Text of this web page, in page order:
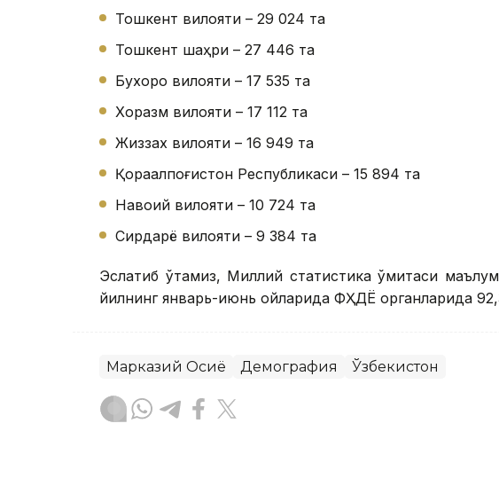
Тошкент вилояти – 29 024 та
Тошкент шаҳри – 27 446 та
Бухоро вилояти – 17 535 та
Хоразм вилояти – 17 112 та
Жиззах вилояти – 16 949 та
Қорақалпоғистон Республикаси – 15 894 та
Навоий вилояти – 10 724 та
Сирдарё вилояти – 9 384 та
Эслатиб ўтамиз, Миллий статистика қўмитаси
йилнинг январь-июнь ойларида ФҲДЁ органларида
Марказий Осиё Демография Ўзбекистон